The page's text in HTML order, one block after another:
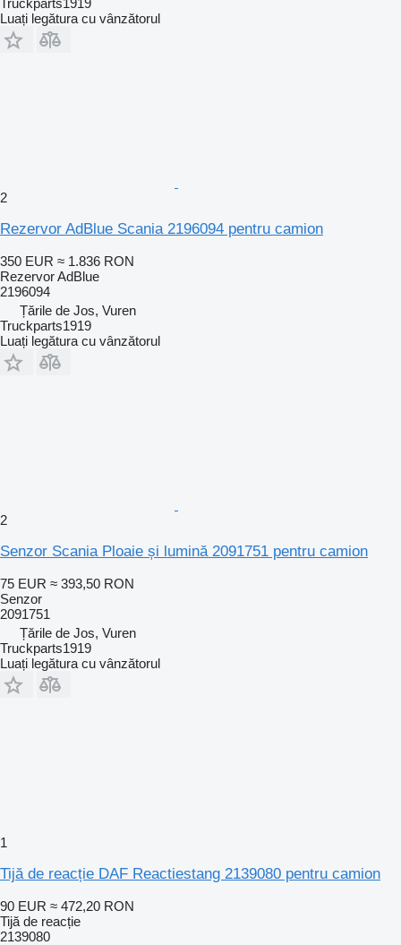
Truckparts1919
Luați legătura cu vânzătorul
2
Rezervor AdBlue Scania 2196094 pentru camion
350 EUR ≈ 1.836 RON
Rezervor AdBlue
2196094
Țările de Jos, Vuren
Truckparts1919
Luați legătura cu vânzătorul
2
Senzor Scania Ploaie și lumină 2091751 pentru camion
75 EUR ≈ 393,50 RON
Senzor
2091751
Țările de Jos, Vuren
Truckparts1919
Luați legătura cu vânzătorul
1
Tijă de reacție DAF Reactiestang 2139080 pentru camion
90 EUR ≈ 472,20 RON
Tijă de reacție
2139080